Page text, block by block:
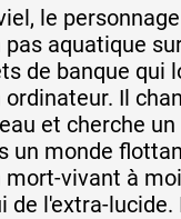
le
pas aquatique
de banque qui
ordinateur. Il
et cherche
un monde
mort-vivant à
de l'extra-